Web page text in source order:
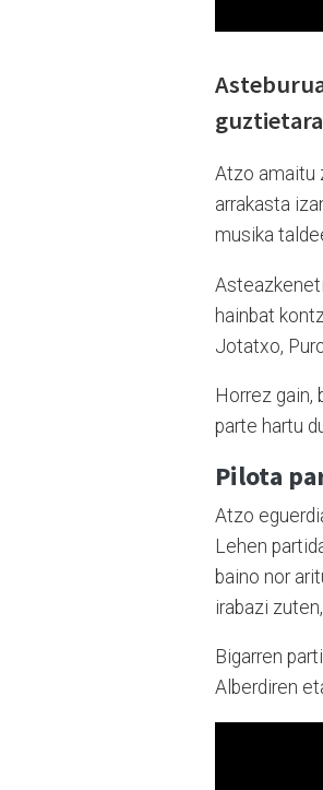
Atzo amaitu
arrakasta
musika
hainbat
Jotatxo,
Horrez
parte hartu
Pilota
Atzo
Lehen
baino nor
irabazi
Bigarren
Alberdiren